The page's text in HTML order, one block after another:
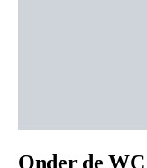
Onder de